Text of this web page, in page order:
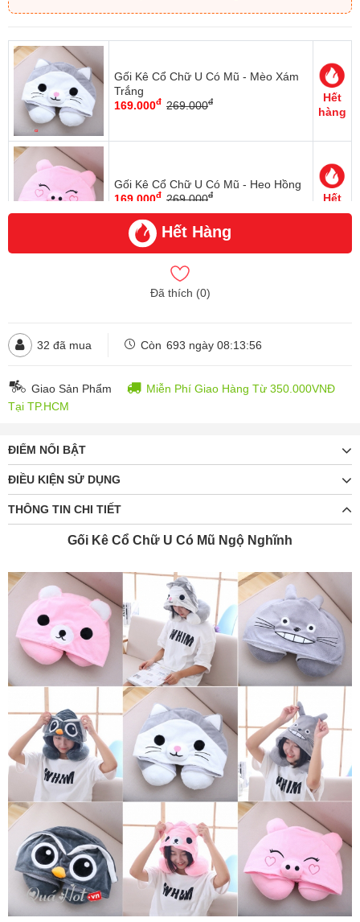
Gối Kê Cổ Chữ U Có Mũ - Mèo Xám
Trắng
169.000đ 269.000đ
Hết
hàng
Gối Kê Cổ Chữ U Có Mũ - Heo Hồng
169.000đ 269.000đ
Hết
hàng
Gối Kê Cổ Chữ U Có Mũ - Mèo Toroto
169.000đ 269.000đ
Gối Kê Cổ Chữ U Có Mũ - Gấu Hồng
Gối Kê Cổ Chữ U Có Mũ - Cú Đêm
đ đ
hàng
Hết Hàng
Đã thích (0)
32 đã mua Còn 693 ngày 08:13:54
Giao Sản Phẩm
Miễn Phí Giao Hàng Từ 350.000VNĐ
Tại TP.HCM
ĐIỂM NỔI BẬT
ĐIỀU KIỆN SỬ DỤNG
THÔNG TIN CHI TIẾT
Gối Kê Cổ Chữ U Có Mũ Ngộ Nghĩnh